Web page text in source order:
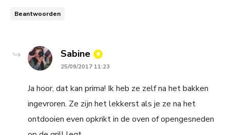
Beantwoorden
Sabine says:
25/09/2017 11:23
Ja hoor, dat kan prima! Ik heb ze zelf na het bakken
ingevroren. Ze zijn het lekkerst als je ze na het
ontdooien even opkrikt in de oven of opengesneden